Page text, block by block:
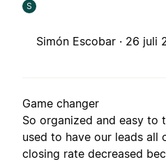
S
Simón Escobar · 26 juli
Game changer
So organized and easy to
used to have our leads all
closing rate decreased